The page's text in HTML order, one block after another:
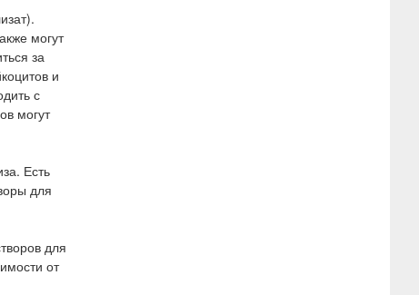
могут
за
и
с
могут
Есть
для
для
от